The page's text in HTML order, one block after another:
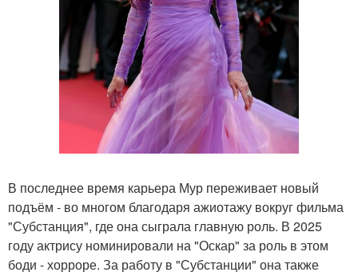
В последнее время карьера Мур переживает новый
подъём - во многом благодаря ажиотажу вокруг фильма
"Субстанция", где она сыграла главную роль. В 2025
году актрису номинировали на "Оскар" за роль в этом
боди - хорроре. За работу в "Субстанции" она также